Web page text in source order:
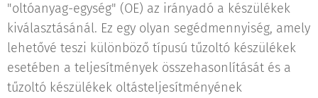
"oltóanyag-egység" (OE) az irányadó a készülékek
kiválasztásánál. Ez egy olyan segédmennyiség, amely
lehetővé teszi különböző típusú tűzoltó készülékek
esetében a teljesítmények összehasonlítását és a
tűzoltó készülékek oltásteljesítményének